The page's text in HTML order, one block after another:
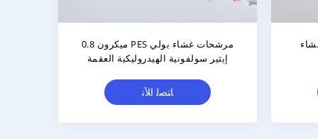
غير مدعومة ومدعومة ميكروفلترة PES
طلاء غشاء الأقراص الأوراق المسطحة
ﺎﺘﺼﻟ ﺍﻶﻧ